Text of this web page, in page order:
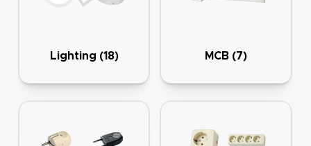
Lighting (18) MCB (7)